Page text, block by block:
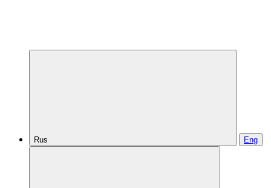
Rus Eng